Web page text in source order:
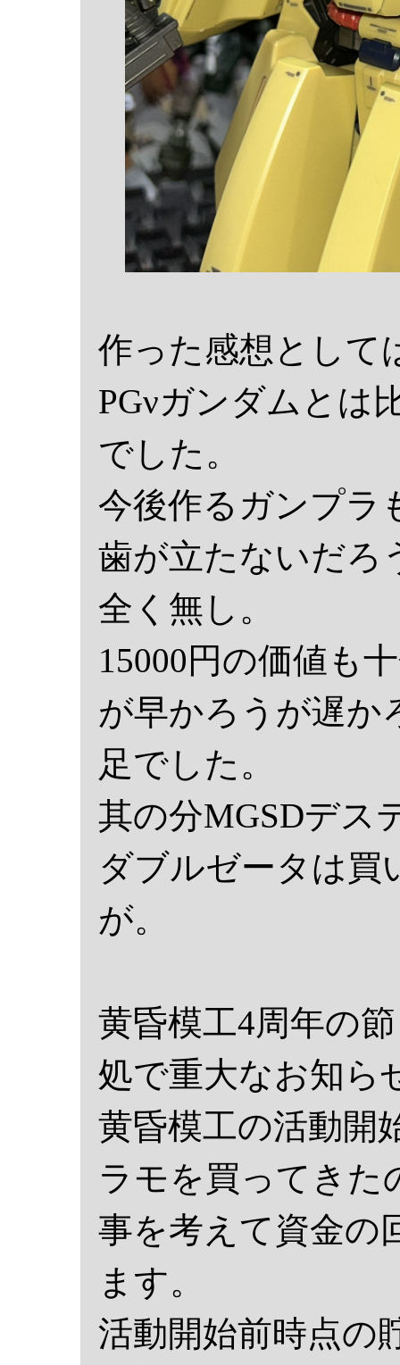
作った感想として
PGνガンダムとは
でした。
今後作るガンプラ
歯が立たないだろ
全く無し。
15000円の価値も
が早かろうが遅か
足でした。
其の分MGSDデス
ダブルゼータは買
が。
黄昏模工4周年の
処で重大なお知ら
黄昏模工の活動開
ラモを買ってきた
事を考えて資金の
ます。
活動開始前時点の